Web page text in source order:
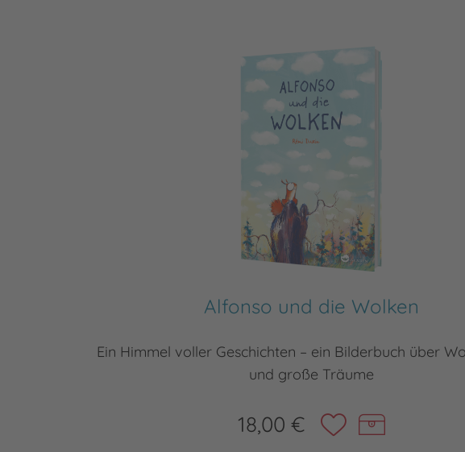
Alfonso und die Wolken
Ein Himmel voller Geschichten – ein Bilderbuch über
und große Träume
18,00 €